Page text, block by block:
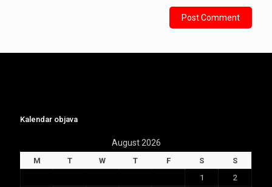
Kalendar objava
August 2026
M T W T F S
S
1
2